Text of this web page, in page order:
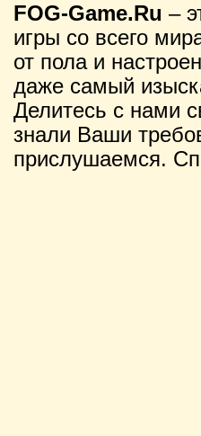
FOG-Game.Ru –
игры со всего
от пола и
даже самый
Делитесь с нами
знали Ваши
прислушаемся.